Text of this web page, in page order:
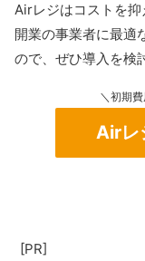
Airレジはコストを
開業の事業者に最適
ので、ぜひ導入を検
＼初期
Airレ
[PR]